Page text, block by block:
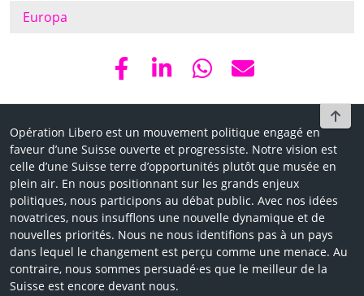
Europa
Opération Libero est un mouvement politique engagé en
faveur d’une Suisse ouverte et progressiste. Notre vision est
celle d’une Suisse terre d’opportunités plutôt que musée en
plein air. En nous positionnant sur les grands enjeux
politiques, nous participons au débat public. Avec nos idées
novatrices, nous insufflons une nouvelle dynamique et de
nouvelles priorités. Nous ne nous identifions pas à un pays
dans lequel le changement est perçu comme une menace. Au
contraire, nous sommes persuadé·es que le meilleur de la
Suisse est encore devant nous.
To